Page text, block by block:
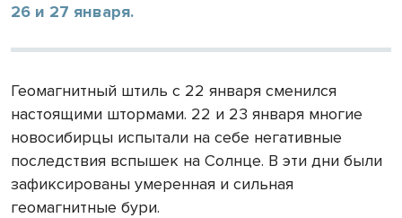
26 и 27 января.
Геомагнитный штиль с 22 января сменился
настоящими штормами. 22 и 23 января многие
новосибирцы испытали на себе негативные
последствия вспышек на Солнце. В эти дни были
зафиксированы умеренная и сильная
геомагнитные бури.